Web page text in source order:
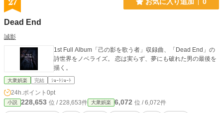
27
Dead End
誠影
1st Full Album「己の影を歌う者」収録曲、「Dead End」の
詩世界をノベライズ。 恋は実らず、夢にも破れた男の最後を
描く。
大衆娯楽 完結 ｼｮｰﾄｼｮｰﾄ
24h.ポイント 0pt
小説 228,653 位 / 228,653件 大衆娯楽 6,072 位 / 6,072件